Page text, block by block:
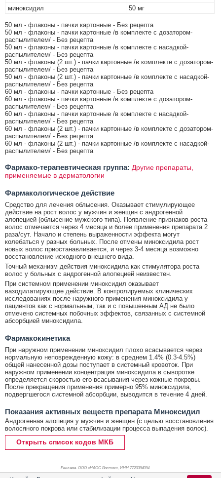
миноксидил
50 мг
50 мл - флаконы - пачки картонные - Без рецепта
50 мл - флаконы - пачки картонные /в комплекте с дозатором-
распылителем/ - Без рецепта
50 мл - флаконы - пачки картонные /в комплекте с насадкой-
распылителем/ - Без рецепта
50 мл - флаконы (2 шт.) - пачки картонные /в комплекте с дозатором-
распылителем/ - Без рецепта
50 мл - флаконы (2 шт.) - пачки картонные /в комплекте с насадкой-
распылителем/ - Без рецепта
60 мл - флаконы - пачки картонные - Без рецепта
60 мл - флаконы - пачки картонные /в комплекте с дозатором-
распылителем/ - Без рецепта
60 мл - флаконы - пачки картонные /в комплекте с насадкой-
распылителем/ - Без рецепта
60 мл - флаконы (2 шт.) - пачки картонные /в комплекте с дозатором-
распылителем/ - Без рецепта
60 мл - флаконы (2 шт.) - пачки картонные /в комплекте с насадкой-
распылителем/ - Без рецепта
Фармако-терапевтическая группа: Другие препараты,
применяемые в дерматологии
Фармакологическое действие
Средство для лечения облысения. Оказывает стимулирующее
действие на рост волос у мужчин и женщин с андрогенной
алопецией (облысение мужского типа). Появление признаков роста
волос отмечается через 4 месяца и более применения препарата 2
раза/сут. Начало и степень выраженности эффекта могут
колебаться у разных больных. После отмены миноксидила рост
новых волос приостанавливается, и через 3-4 месяца возможно
восстановление исходного внешнего вида.
Точный механизм действия миноксидила как стимулятора роста
волос у больных с андрогенной алопецией неизвестен.
При системном применении миноксидил оказывает
вазодилатирующее действие. В контролируемых клинических
исследованиях после наружного применения миноксидила у
пациентов как с нормальным, так и с повышенным АД не было
отмечено системных побочных эффектов, связанных с системной
абсорбцией миноксидила.
Фармакокинетика
При наружном применении миноксидил плохо всасывается через
нормальную неповрежденную кожу: в среднем 1.4% (0.3-4.5%)
общей нанесенной дозы поступает в системный кровоток. При
наружном применении концентрация миноксидила в сыворотке
определяется скоростью его всасывания через кожные покровы.
После прекращения применения примерно 95% миноксидила,
подвергшегося системной абсорбции, выводится в течение 4 дней.
Показания активных веществ препарата Миноксидил
Андрогенная алопеция у мужчин и женщин (с целью восстановления
волосяного покрова или стабилизации процесса выпадения волос).
Открыть список кодов МКБ
Реклама. ООО «НАОС Восток», ИНН 7720394094